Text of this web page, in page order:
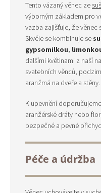
Tento vázaný věnec ze
výborným základem pro
vazba zajišťuje, že věnec
Skvěle se kombinuje se
gypsomilkou,
dalšími květinami z naší
svatebních věnců,
aranžmá na dveře a stěny.
K upevnění
aranžérské dráty nebo
bezpečné a pevné
Péče a údržba